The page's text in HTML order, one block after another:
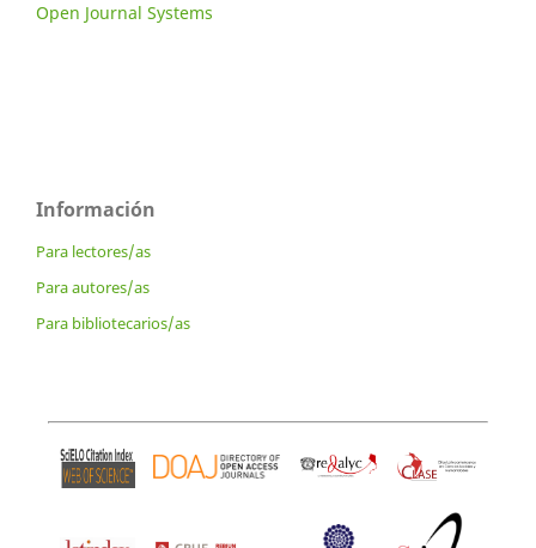
Open Journal Systems
Información
Para lectores/as
Para autores/as
Para bibliotecarios/as